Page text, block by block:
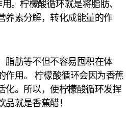
。柠檬酸循环就是将脂肪、
养素分解，转化成能量的作
脂肪等不但不容易囤积在体
作用。 柠檬酸循环会因为香蕉
化。所以，使柠檬酸循环发挥
就是香蕉醋！